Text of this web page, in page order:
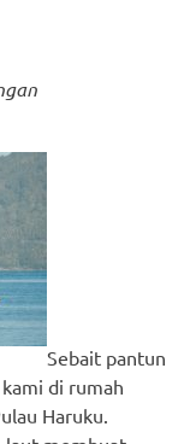
Sebait pantun
di rumah
Haruku.